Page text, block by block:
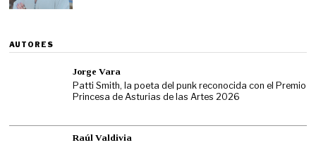
AUTORES
Jorge Vara
Patti Smith, la poeta del punk reconocida con el Premio
Princesa de Asturias de las Artes 2026
Raúl Valdivia